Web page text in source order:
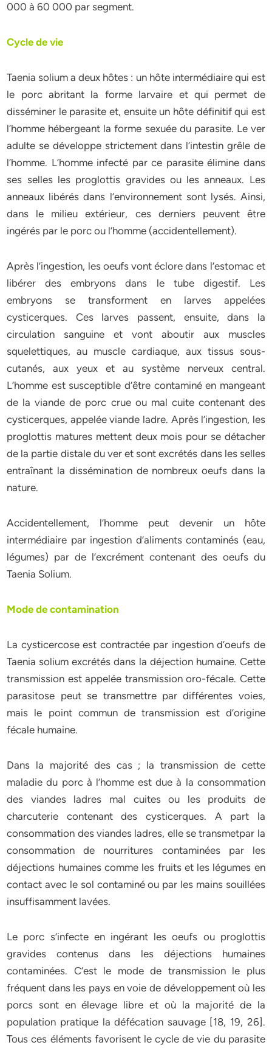
000 à 60 000 par segment.
Cycle de vie
Taenia solium a deux hôtes : un hôte intermédiaire qui est
le porc abritant la forme larvaire et qui permet de
disséminer le parasite et, ensuite un hôte définitif qui est
l’homme hébergeant la forme sexuée du parasite. Le ver
adulte se développe strictement dans l’intestin grêle de
l’homme. L’homme infecté par ce parasite élimine dans
ses selles les proglottis gravides ou les anneaux. Les
anneaux libérés dans l’environnement sont lysés. Ainsi,
dans le milieu extérieur, ces derniers peuvent être
ingérés par le porc ou l’homme (accidentellement).
Après l’ingestion, les oeufs vont éclore dans l’estomac et
libérer des embryons dans le tube digestif. Les
embryons se transforment en larves appelées
cysticerques. Ces larves passent, ensuite, dans la
circulation sanguine et vont aboutir aux muscles
squelettiques, au muscle cardiaque, aux tissus sous-
cutanés, aux yeux et au système nerveux central.
L’homme est susceptible d’être contaminé en mangeant
de la viande de porc crue ou mal cuite contenant des
cysticerques, appelée viande ladre. Après l’ingestion, les
proglottis matures mettent deux mois pour se détacher
de la partie distale du ver et sont excrétés dans les selles
entraînant la dissémination de nombreux oeufs dans la
nature.
Accidentellement, l’homme peut devenir un hôte
intermédiaire par ingestion d’aliments contaminés (eau,
légumes) par de l’excrément contenant des oeufs du
Taenia Solium.
Mode de contamination
La cysticercose est contractée par ingestion d’oeufs de
Taenia solium excrétés dans la déjection humaine. Cette
transmission est appelée transmission oro-fécale. Cette
parasitose peut se transmettre par différentes voies,
mais le point commun de transmission est d’origine
fécale humaine.
Dans la majorité des cas ; la transmission de cette
maladie du porc à l’homme est due à la consommation
des viandes ladres mal cuites ou les produits de
charcuterie contenant des cysticerques. A part la
consommation des viandes ladres, elle se transmetpar la
consommation de nourritures contaminées par les
déjections humaines comme les fruits et les légumes en
contact avec le sol contaminé ou par les mains souillées
insuffisamment lavées.
Le porc s’infecte en ingérant les oeufs ou proglottis
gravides contenus dans les déjections humaines
contaminées. C’est le mode de transmission le plus
fréquent dans les pays en voie de développement où les
porcs sont en élevage libre et où la majorité de la
population pratique la défécation sauvage [18, 19, 26].
Tous ces éléments favorisent le cycle de vie du parasite